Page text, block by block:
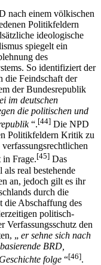
nach einem völkischen
Politikfeldern
ideologische
spiegelt ein
des
So identifiziert der
die Feindschaft der
der Bundesrepublik
im deutschen
die politischen und
“.[44] Die NPD
Politikfeldern Kritik zu
Frage.[45] Das
real bestehende
an, jedoch gilt es ihr
durch die
die Abschaffung des
politisch-
Verfassungsschutz den
„ er sehne sich nach
BRD,
folge “[46].